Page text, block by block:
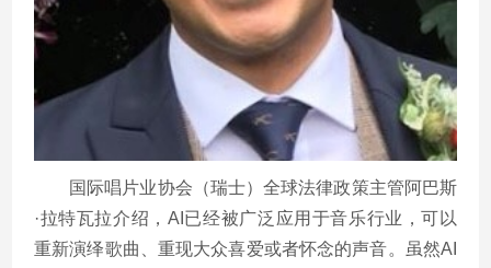
国际唱片业协会（瑞士）全球法律政策主管阿巴斯
·拉特瓦拉介绍， AI 已经被广泛应用于音乐行业，可以
重新演绎歌曲、重现大众喜爱或者怀念的声音。虽然AI